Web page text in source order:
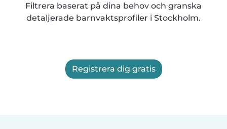
Filtrera baserat på dina behov och granska
detaljerade barnvaktsprofiler i Stockholm.
Registrera dig gratis